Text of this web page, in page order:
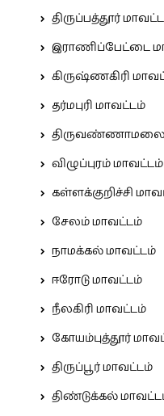
திருப்பத்தூர்
இராணிப்பேட்டை
கிருஷ்ணகிரி
தர்மபுரி மாவட்டம்
திருவண்ணாமலை
விழுப்புரம் மாவட்டம்
கள்ளக்குறிச்சி
சேலம் மாவட்டம்
நாமக்கல் மாவட்டம்
ஈரோடு மாவட்டம்
நீலகிரி மாவட்டம்
கோயம்புத்தூர்
திருப்பூர் மாவட்டம்
திண்டுக்கல்